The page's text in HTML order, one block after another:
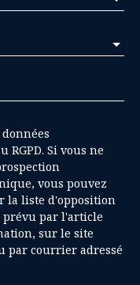
Si vous ne
vous pouvez
la liste d'opposition
prévu par l'article
sur le site
par courrier adressé